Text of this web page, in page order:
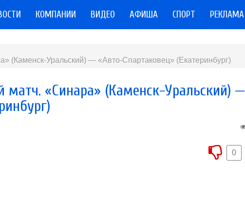
КОМПАНИИ ВИДЕО АФИША СПОРТ РЕКЛАМА
Уральский) — «Авто-Спартаковец» (Екатеринбург)
«Синара» (Каменск-Уральский) —
0